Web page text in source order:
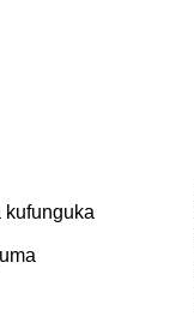
kufunguka